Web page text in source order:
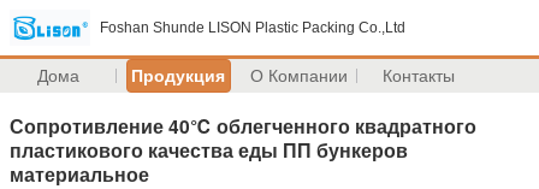
Foshan Shunde LISON Plastic Packing Co.,Ltd
Дома Продукция О Компании Контакты
Сопротивление 40℃ облегченного квадратного
пластикового качества еды ПП бункеров
материальное